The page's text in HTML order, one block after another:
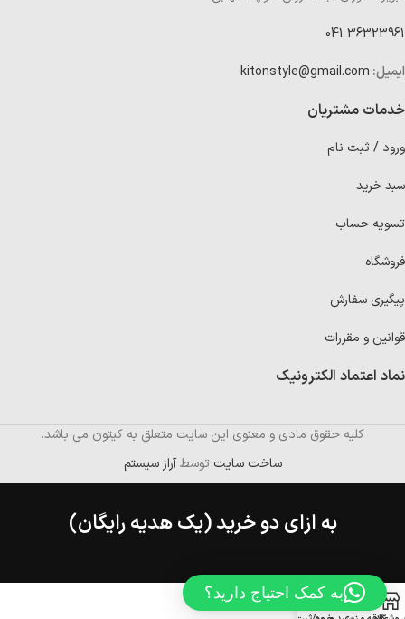
36323961 041
ایمیل: kitonstyle@gmail.com
خدمات مشتریان
ورود / ثبت نام
سبد خرید
تسویه حساب
فروشگاه
پیگیری سفارش
قوانین و مقررات
نماد اعتماد الکترونیک
کلیه حقوق مادی و معنوی این سایت متعلق به کیتون می باشد.
ساخت سایت توسطآراز سیستم
به ازای دو خرید (یک هدیه رایگان)
به کمک احتیاج دارید؟